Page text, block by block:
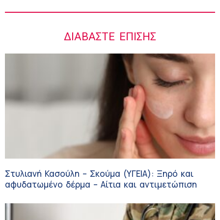
ΔΙΑΒΆΣΤΕ ΕΠΊΣΗΣ
Στυλιανή Κασούλη – Σκούμα (ΥΓΕΙΑ): Ξηρό και
αφυδατωμένο δέρμα – Αίτια και αντιμετώπιση